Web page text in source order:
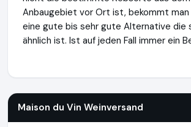
Anbaugebiet vor Ort ist, bekommt man
eine gute bis sehr gute Alternative die
ähnlich ist. Ist auf jeden Fall immer ein
Maison du Vin Weinversand